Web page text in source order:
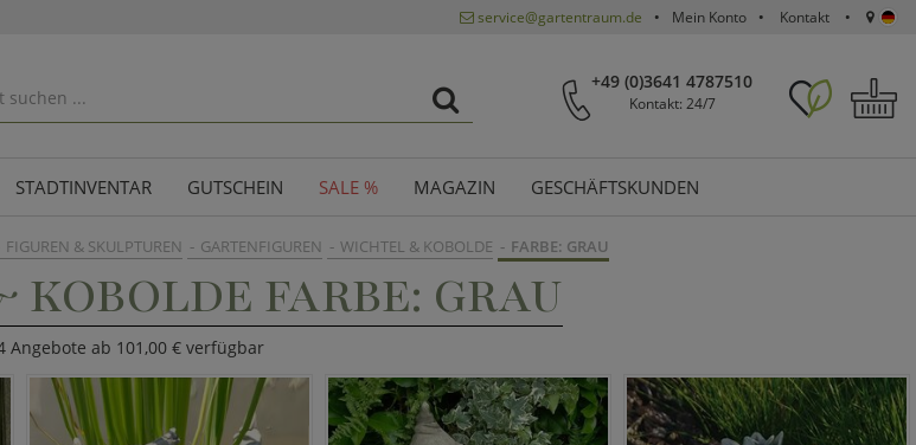
service@gartentraum.de Mein Konto Kontakt
+49 (0)3641 4787510
Kontakt: 24/7
STADTINVENTAR GUTSCHEIN SALE % MAGAZIN GESCHÄFTSKUNDEN
FIGUREN & SKULPTUREN GARTENFIGUREN WICHTEL & KOBOLDE FARBE: GRAU
FARBE: GRAU
Angebote ab 101,00 € verfügbar